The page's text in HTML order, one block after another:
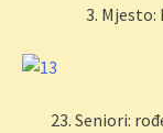
Mjesto:
Seniori: